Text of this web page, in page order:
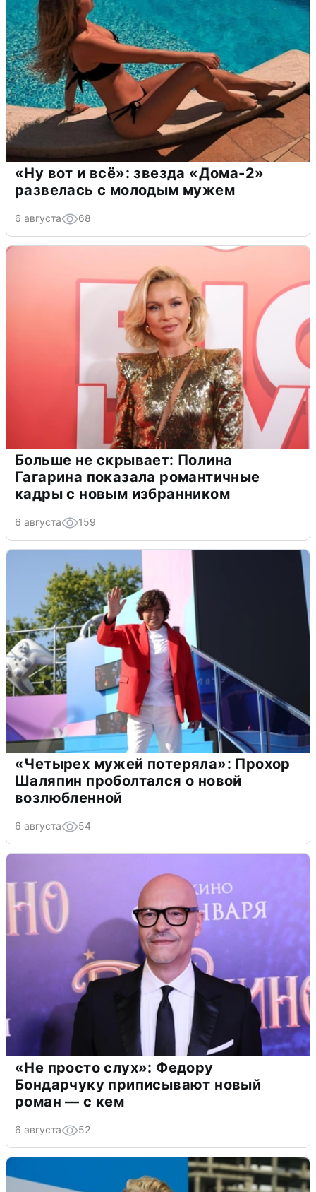
«Ну вот и всё»: звезда «Дома-2»
развелась с молодым мужем
6 августа 68
Больше не скрывает: Полина
Гагарина показала романтичные
кадры с новым избранником
6 августа 159
«Четырех мужей потеряла»: Прохор
Шаляпин проболтался о новой
возлюбленной
6 августа 54
«Не просто слух»: Федору
Бондарчуку приписывают новый
роман — с кем
6 августа 52